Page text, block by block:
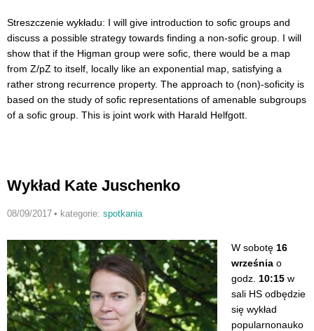
Streszczenie wykładu: I will give introduction to sofic groups and
discuss a possible strategy towards finding a non-sofic group. I will
show that if the Higman group were sofic, there would be a map
from Z/pZ to itself, locally like an exponential map, satisfying a
rather strong recurrence property. The approach to (non)-soficity is
based on the study of sofic representations of amenable subgroups
of a sofic group. This is joint work with Harald Helfgott.
Wykład Kate Juschenko
08/09/2017 • kategorie: spotkania
W sobotę 16
września o
godz. 10:15 w
sali HS odbędzie
się wykład
popularnonauko